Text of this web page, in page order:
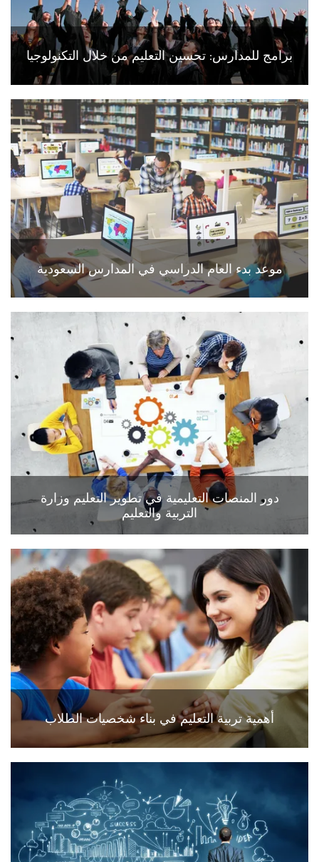
برامج للمدارس: تحسين التعليم من خلال التكنولوجيا
موعد بدء العام الدراسي في المدارس السعودية
دور المنصات التعليمية في تطوير التعليم وزارة
التربية والتعليم
أهمية تربية التعليم في بناء شخصيات الطلاب